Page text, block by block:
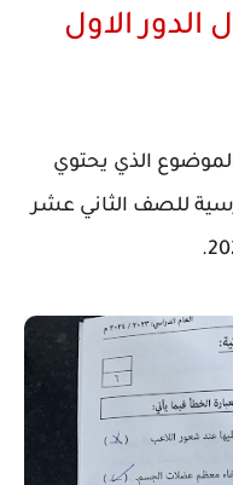
الدور الاول
الذي يحتوي
للصف الثاني عشر